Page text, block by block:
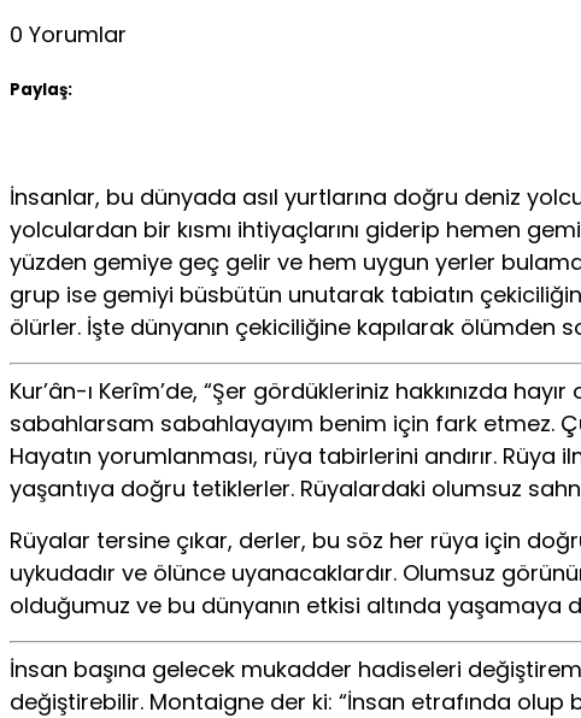
0 Yorumlar
Paylaş:
İnsanlar, bu dünyada asıl yurtlarına doğru deniz
yolculardan bir kısmı ihtiyaçlarını giderip hemen
yüzden gemiye geç gelir ve hem uygun yerler
grup ise gemiyi büsbütün unutarak tabiatın
ölürler. İşte dünyanın çekiciliğine kapılarak ölümden
Kur’ân-ı Kerîm’de, “Şer gördükleriniz hakkınızda
sabahlarsam sabahlayayım benim için fark etmez.
Hayatın yorumlanması, rüya tabirlerini andırır.
yaşantıya doğru tetiklerler. Rüyalardaki olumsuz
Rüyalar tersine çıkar, derler, bu söz her rüya için
uykudadır ve ölünce uyanacaklardır. Olumsuz
olduğumuz ve bu dünyanın etkisi altında yaşamaya
İnsan başına gelecek mukadder hadiseleri
değiştirebilir. Montaigne der ki: “İnsan etrafında